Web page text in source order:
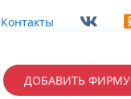
Контакты
ДОБАВИТЬ ФИРМУ